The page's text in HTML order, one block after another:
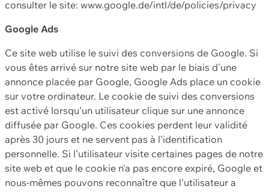
consulter le site: www.google.de/intl/de/policies/privacy
Google Ads
Ce site web utilise le suivi des conversions de Google. Si
vous êtes arrivé sur notre site web par le biais d'une
annonce placée par Google, Google Ads place un cookie
sur votre ordinateur. Le cookie de suivi des conversions
est activé lorsqu'un utilisateur clique sur une annonce
diffusée par Google. Ces cookies perdent leur validité
après 30 jours et ne servent pas à l'identification
personnelle. Si l'utilisateur visite certaines pages de notre
site web et que le cookie n'a pas encore expiré, Google et
nous-mêmes pouvons reconnaître que l'utilisateur a